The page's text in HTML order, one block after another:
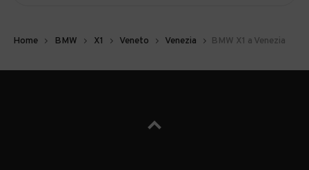
Home BMW X1 Veneto Venezia BMW X1 a Venezia